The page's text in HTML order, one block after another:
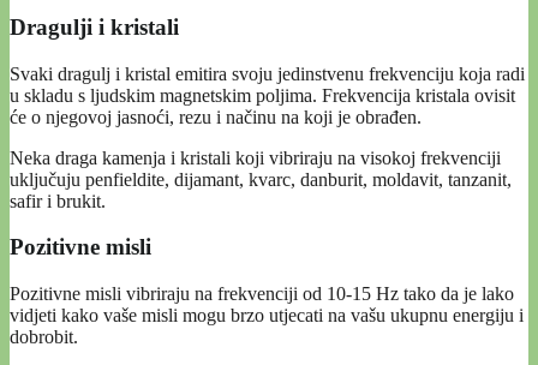
Dragulji i kristali
Svaki dragulj i kristal emitira svoju jedinstvenu frekvenciju koja radi
u skladu s ljudskim magnetskim poljima. Frekvencija kristala ovisit
će o njegovoj jasnoći, rezu i načinu na koji je obrađen.
Neka draga kamenja i kristali koji vibriraju na visokoj frekvenciji
uključuju penfieldite, dijamant, kvarc, danburit, moldavit, tanzanit,
safir i brukit.
Pozitivne misli
Pozitivne misli vibriraju na frekvenciji od 10-15 Hz tako da je lako
vidjeti kako vaše misli mogu brzo utjecati na vašu ukupnu energiju i
dobrobit.